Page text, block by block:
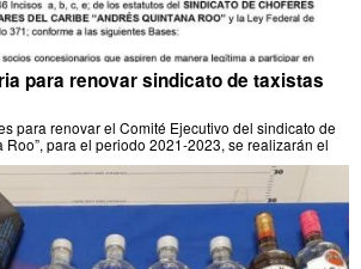
para renovar sindicato de taxistas
para renovar el Comité Ejecutivo del sindicato de
Roo”, para el periodo 2021-2023, se realizarán el